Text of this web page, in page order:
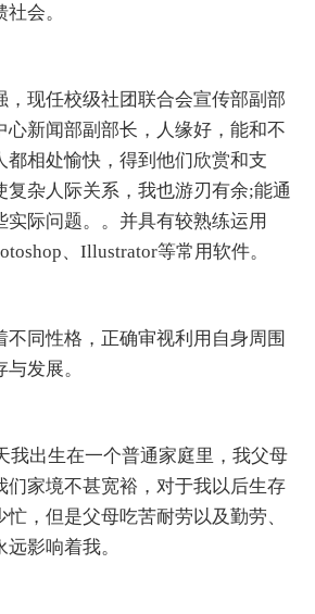
会。
，现任校级社团联合会宣传部副部
心新闻部副部长，人缘好，能和不
都相处愉快，得到他们欣赏和支
复杂人际关系，我也游刃有余;能通
实际问题。。并具有较熟练运用
、Illustrator等常用软件。
不同性格，正确审视利用自身周围
发展。
我出生在一个普通家庭里，我父母
们家境不甚宽裕，对于我以后生存
，但是父母吃苦耐劳以及勤劳、
影响着我。